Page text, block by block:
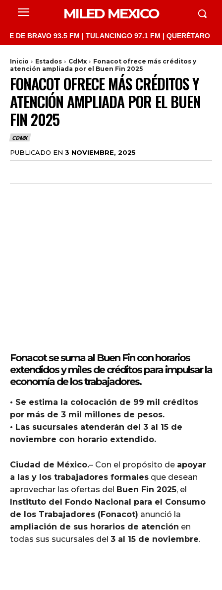
MILED MEXICO
93.5 FM | TULANCINGO 97.1 FM | QUERÉTARO 103.1
Inicio Estados CdMx
Fonacot ofrece más créditos y
atención ampliada por el Buen Fin 2025
FONACOT OFRECE MÁS CRÉDITOS Y
ATENCIÓN AMPLIADA POR EL BUEN
FIN 2025
CDMX
PUBLICADO EN 3 NOVIEMBRE, 2025
Fonacot se suma al Buen Fin con horarios
extendidos y miles de créditos para impulsar la
economía de los trabajadores.
• Se estima la colocación de 99 mil créditos
por más de 3 mil millones de pesos.
• Las sucursales atenderán del 3 al 15 de
noviembre con horario extendido.
Ciudad de México.– Con el propósito de apoyar
a las y los trabajadores formales que desean
aprovechar las ofertas del Buen Fin 2025, el
Instituto del Fondo Nacional para el Consumo
de los Trabajadores (Fonacot) anunció la
ampliación de sus horarios de atención en
todas sus sucursales del 3 al 15 de noviembre.